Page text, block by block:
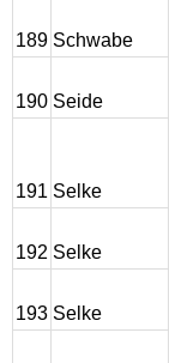
189 Schwabe
190 Seide
191 Selke
192 Selke
193 Selke